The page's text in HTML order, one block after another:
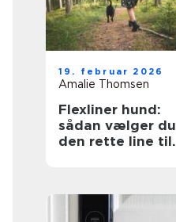
19. februar 2026
Amalie Thomsen
Flexliner hund:
sådan vælger du
den rette line til